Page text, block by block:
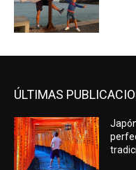
ÚLTIMAS